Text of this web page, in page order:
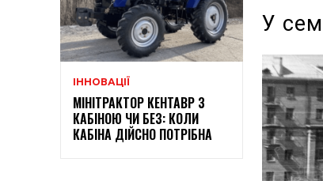
ІННОВАЦІЇ
МІНІТРАКТОР КЕНТАВР З
КАБІНОЮ ЧИ БЕЗ: КОЛИ
КАБІНА ДІЙСНО ПОТРІБНА
У